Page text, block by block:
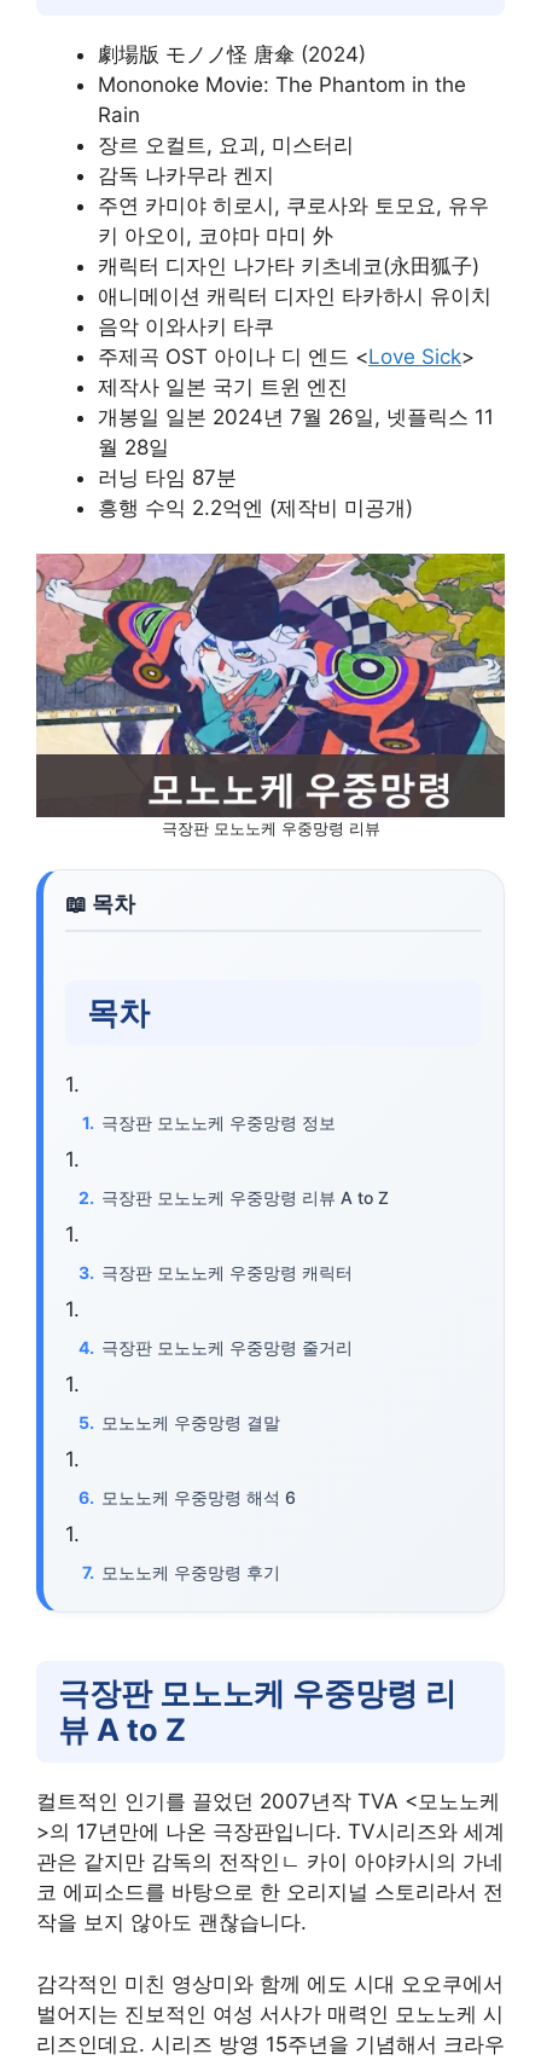
劇場版 モノノ怪 唐傘 (2024)
Mononoke Movie: The Phantom in the
Rain
장르 오컬트, 요괴, 미스터리
감독 나카무라 켄지
주연 카미야 히로시, 쿠로사와 토모요, 유우
키 아오이, 코야마 마미 外
캐릭터 디자인 나가타 키츠네코(永田狐子)
애니메이션 캐릭터 디자인 타카하시 유이치
음악 이와사키 타쿠
주제곡 OST 아이나 디 엔드 <Love Sick>
제작사 일본 국기 트윈 엔진
개봉일 일본 2024년 7월 26일, 넷플릭스 11
월 28일
러닝 타임 87분
흥행 수익 2.2억엔 (제작비 미공개)
극장판 모노노케 우중망령 리뷰
목차
극장판 모노노케 우중망령 정보
극장판 모노노케 우중망령 리뷰 A to Z
극장판 모노노케 우중망령 캐릭터
극장판 모노노케 우중망령 줄거리
모노노케 우중망령 결말
모노노케 우중망령 해석 6
모노노케 우중망령 후기
극장판 모노노케 우중망령 리
뷰 A to Z
컬트적인 인기를 끌었던 2007년작 TVA <모노노케
>의 17년만에 나온 극장판입니다. TV시리즈와 세계
관은 같지만 감독의 전작인ㄴ 카이 아야카시의 가네
코 에피소드를 바탕으로 한 오리지널 스토리라서 전
작을 보지 않아도 괜찮습니다.
감각적인 미친 영상미와 함께 에도 시대 오오쿠에서
벌어지는 진보적인 여성 서사가 매력인 모노노케 시
리즈인데요. 시리즈 방영 15주년을 기념해서 크라우